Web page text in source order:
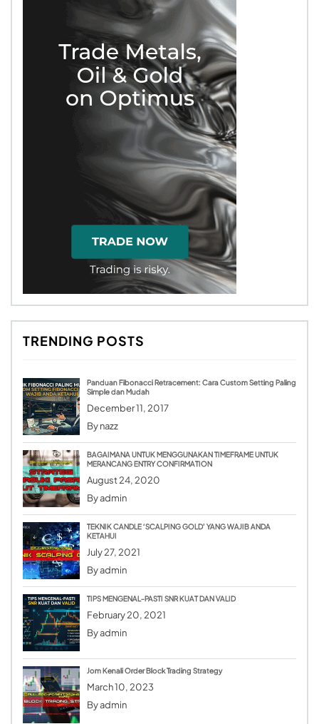
TRENDING POSTS
Panduan Fibonacci Retracement: Cara Custom Setting Paling
Simple dan Mudah
December 11, 2017
Bynazz
BAGAIMANA UNTUK MENGGUNAKAN TIMEFRAME UNTUK
MERANCANG ENTRY CONFIRMATION
August 24, 2020
Byadmin
TEKNIK CANDLE ‘SCALPING GOLD’ YANG WAJIB ANDA
KETAHUI
July 27, 2021
Byadmin
TIPS MENGENAL-PASTI SNR KUAT DAN VALID
February 20, 2021
Byadmin
Jom Kenali Order Block Trading Strategy
March 10, 2023
Byadmin